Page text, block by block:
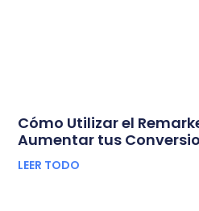
Cómo Utilizar el
Aumentar tus
LEER TODO